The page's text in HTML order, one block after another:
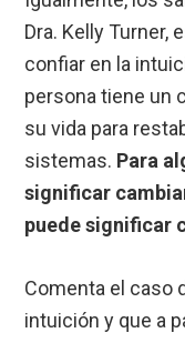
Dra. Kelly Turner,
confiar en la
persona tiene un
su vida para
sistemas. Para
significar
puede significar
Comenta el caso
intuición y que a